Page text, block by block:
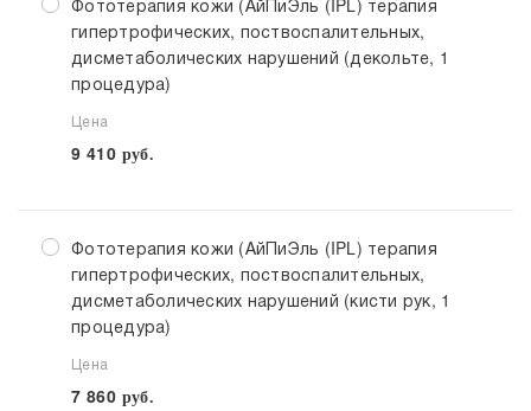
Фототерапия кожи (АйПиЭль (IPL) терапия
гипертрофических, поствоспалительных,
дисметаболических нарушений (декольте, 1
процедура)
Цена
9 410 руб.
Фототерапия кожи (АйПиЭль (IPL) терапия
гипертрофических, поствоспалительных,
дисметаболических нарушений (кисти рук, 1
процедура)
Цена
7 860 руб.